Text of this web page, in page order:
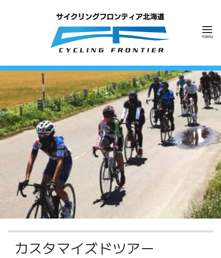
ン
テ
ン
ツ
へ
カスタマイズドツアー